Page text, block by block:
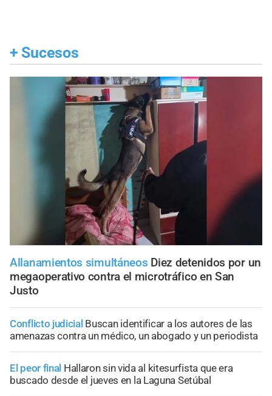
+ Sucesos
Allanamientos simultáneos Diez detenidos por un
megaoperativo contra el microtráfico en San
Justo
Conflicto judicial Buscan identificar a los autores de las
amenazas contra un médico, un abogado y un periodista
El peor final Hallaron sin vida al kitesurfista que era
buscado desde el jueves en la Laguna Setúbal